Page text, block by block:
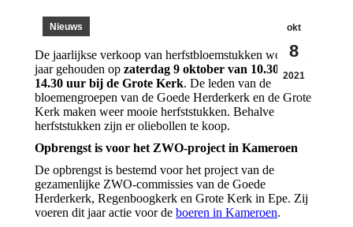
okt
8
2021
Nieuws
De jaarlijkse verkoop van herfstbloemstukken wordt dit
jaar gehouden op zaterdag 9 oktober van 10.30 tot
14.30 uur bij de Grote Kerk. De leden van de
bloemengroepen van de Goede Herderkerk en de Grote
Kerk maken weer mooie herfststukken. Behalve
herfststukken zijn er oliebollen te koop.
Opbrengst is voor het ZWO-project in Kameroen
De opbrengst is bestemd voor het project van de
gezamenlijke ZWO-commissies van de Goede
Herderkerk, Regenboogkerk en Grote Kerk in Epe. Zij
voeren dit jaar actie voor de boeren in Kameroen.